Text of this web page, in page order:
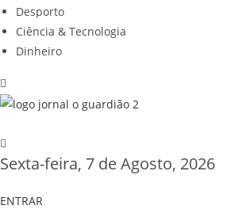
Desporto
Ciência & Tecnologia
Dinheiro
Sexta-feira, 7 de Agosto, 2026
ENTRAR